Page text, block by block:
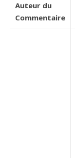
Auteur du
Commentaire